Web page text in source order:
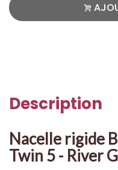
Description
Nacelle rigide
Twin 5 - River